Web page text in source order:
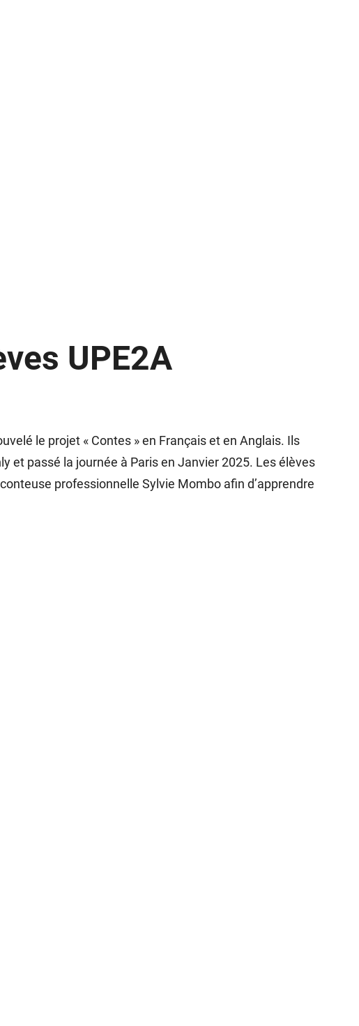
UPE2A
le projet « Contes » en Français et en Anglais. Ils
et passé la journée à Paris en Janvier 2025. ​Les élèves
professionnelle Sylvie Mombo afin d’apprendre